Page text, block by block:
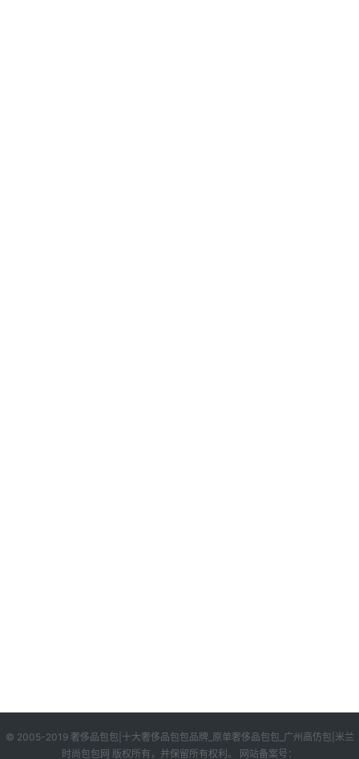
© 2005-2019 奢侈品包包|十大奢侈品包包品牌_原单奢侈品包包_广州高仿包|米兰
时尚包包网 版权所有，并保留所有权利。 网站备案号：